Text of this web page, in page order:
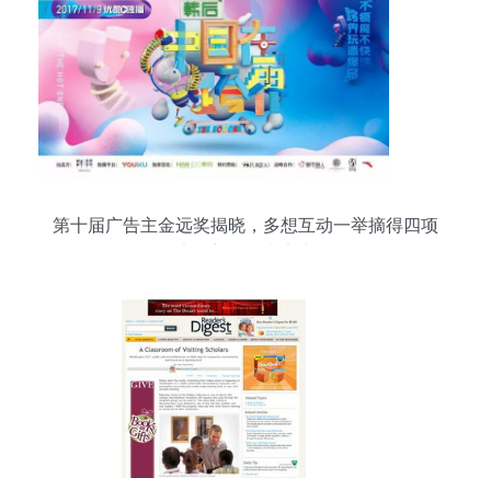
第十届广告主金远奖揭晓，多想互动一举摘得四项